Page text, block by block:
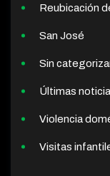
Reubicación
San José
Sin
Últimas
Violencia
Visitas